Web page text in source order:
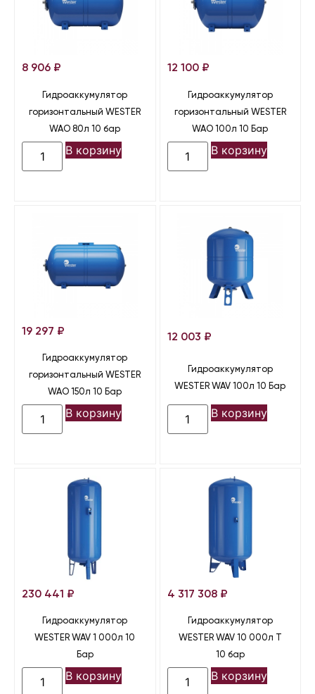
8 906 ₽
Гидроаккумулятор
горизонтальный WESTER
WAO 80л 10 бар
В корзину
12 100 ₽
Гидроаккумулятор
горизонтальный WESTER
WAO 100л 10 Бар
В корзину
19 297 ₽
Гидроаккумулятор
горизонтальный WESTER
WAO 150л 10 Бар
В корзину
12 003 ₽
Гидроаккумулятор
WESTER WAV 100л 10 Бар
В корзину
230 441 ₽
Гидроаккумулятор
WESTER WAV 1 000л 10
Бар
В корзину
4 317 308 ₽
Гидроаккумулятор
WESTER WAV 10 000л Т
10 бар
В корзину